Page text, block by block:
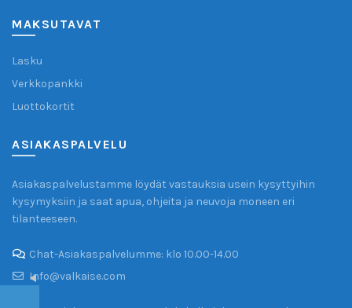
MAKSUTAVAT
Lasku
Verkkopankki
Luottokortit
ASIAKASPALVELU
Asiakaspalvelustamme löydät vastauksia usein kysyttyihin
kysymyksiin ja saat apua, ohjeita ja neuvoja moneen eri
tilanteeseen.
Chat-Asiakaspalvelumme: klo 10.00-14.00
Info@valkaise.com
Asiakkaiden arvostelut
Hanna (varmistettu kirjoittaja) 16/04/2023
Google